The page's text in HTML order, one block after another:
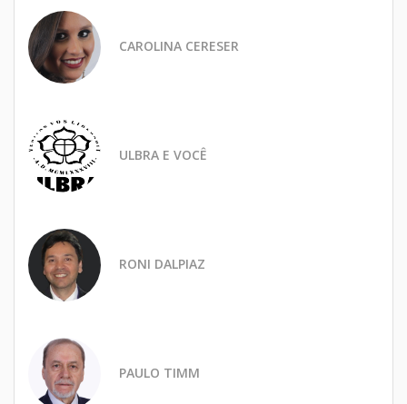
CAROLINA CERESER
ULBRA E VOCÊ
RONI DALPIAZ
PAULO TIMM